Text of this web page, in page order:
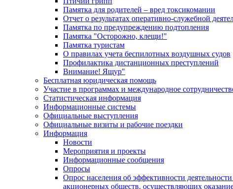
Памятка для родителей – вред токсикомании
Отчет о результатах оперативно-служебной
Памятка по предупреждению подтопления
Памятка "Осторожно, клещи!"
Памятка туристам
О правилах учета беспилотных воздушных судов
Профилактика дистанционных преступлений
Внимание! Ящур"
Бесплатная юридическая помощь
Участие в программах и международное
Статистическая информация
Информационные системы
Официальные выступления
Официальные визиты и рабочие поездки
Информация
Новости
Мероприятия и проекты
Информационные сообщения
Опросы
Опрос населения об эффективности
акционерных обществ, осуществляющих